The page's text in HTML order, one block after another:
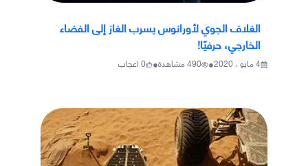
الغلاف الجوي لأورانوس يسرب الغاز إلى الفضاء
الخارجي، حرفيًا!
4 مايو ، 2020 •
490مشاهدة•
0اعجاب